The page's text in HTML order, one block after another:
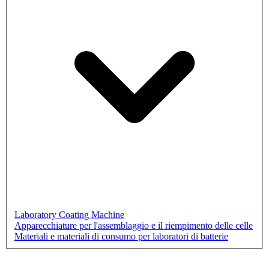
Laboratory Coating Machine
Apparecchiature per l'assemblaggio e il riempimento delle celle
Materiali e materiali di consumo per laboratori di batterie